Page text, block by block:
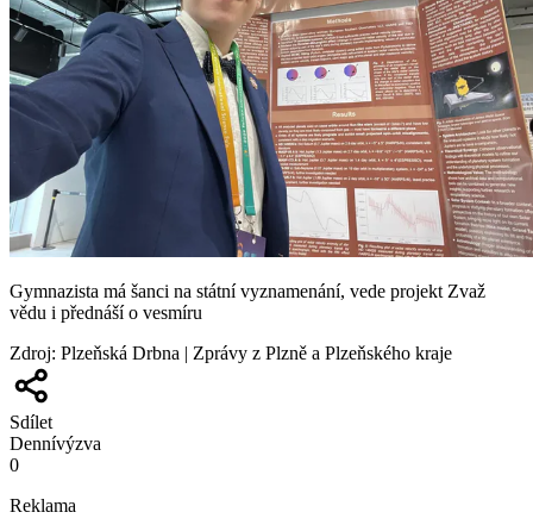
Gymnazista má šanci na státní vyznamenání, vede projekt Zvaž
vědu i přednáší o vesmíru
Zdroj: Plzeňská Drbna | Zprávy z Plzně a Plzeňského kraje
Sdílet
Dennívýzva
0
Reklama